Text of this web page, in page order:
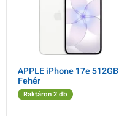
APPLE iPhone 17e 512GB
Fehér
Raktáron 2 db